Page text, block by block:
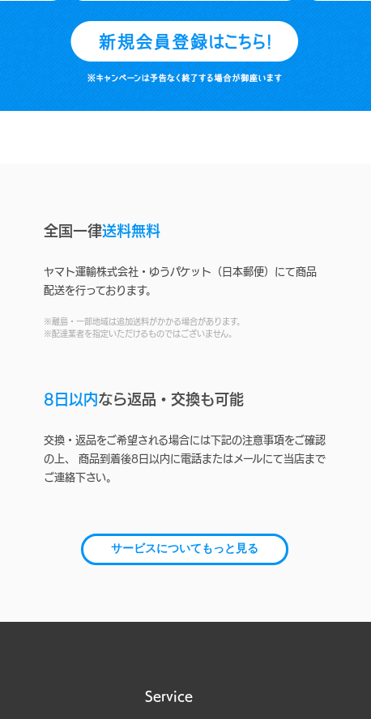
全国一律送料無料
ヤマト運輸株式会社・ゆうパケット（日本郵便）にて商品
配送を行っております。
※離島・一部地域は追加送料がかかる場合があります。
※配達業者を指定いただけるものではございません。
8日以内なら返品・交換も可能
交換・返品をご希望される場合には下記の注意事項をご確認
の上、 商品到着後8日以内に電話またはメールにて当店まで
ご連絡下さい。
サービスについてもっと見る
Service